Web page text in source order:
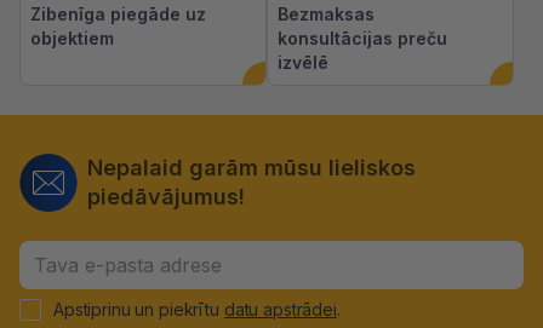
Zibenīga piegāde uz
objektiem
Bezmaksas
konsultācijas preču
izvēlē
Nepalaid garām mūsu lieliskos
piedāvājumus!
Apstiprinu un piekrītu datu apstrādei.